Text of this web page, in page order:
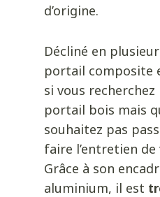
d’origine.
Décliné en
portail composite
si vous recherchez
portail bois mais
souhaitez pas
faire l’entretien
Grâce à son
aluminium, il est